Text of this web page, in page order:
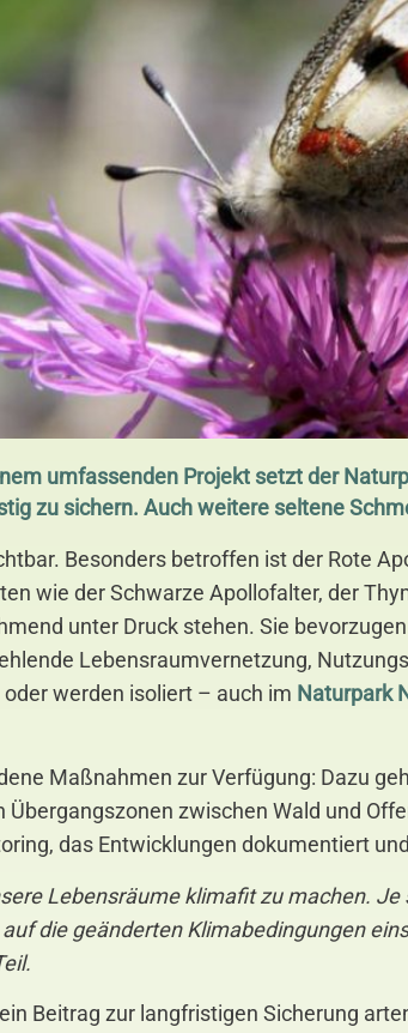
umfassenden Projekt setzt der
zu sichern. Auch weitere seltene
Besonders betroffen ist der Rote
wie der Schwarze Apollofalter, der
unter Druck stehen. Sie
Lebensraumvernetzung,
werden isoliert – auch im Naturpark
Maßnahmen zur Verfügung: Dazu
zwischen Wald und
das Entwicklungen dokumentiert
Lebensräume klimafit zu machen.
die geänderten Klimabedingungen
Beitrag zur langfristigen Sicherung